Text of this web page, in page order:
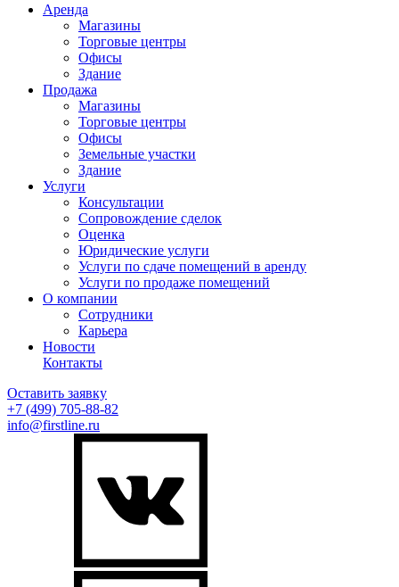
Аренда
Магазины
Торговые центры
Офисы
Здание
Продажа
Магазины
Торговые центры
Офисы
Земельные участки
Здание
Услуги
Консультации
Сопровождение сделок
Оценка
Юридические услуги
Услуги по сдаче помещений в аренду
Услуги по продаже помещений
О компании
Сотрудники
Карьера
Новости
Контакты
Оставить заявку
+7 (499) 705-88-82
info@firstline.ru